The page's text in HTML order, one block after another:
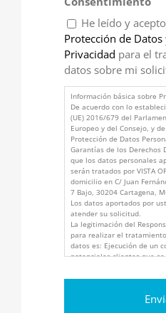
He leído y
Protección de Datos
Privacidad para el
datos sobre mi
Información básica sobre
De acuerdo con lo
(UE) 2016/679 del
Europeo y del Consejo, y
Protección de Datos
Garantías de los Derechos
que los datos personales
serán tratados por VISTA
domicilio en C/ Juan
7 Bajo, 30204 Cartagena,
Los datos aportados por
atender su solicitud.
La legitimación del
para realizar el
datos es: Ejecución de un
potenciales clientes que
6.1.b, LSSICE art.21). Interés
contacto profesionales